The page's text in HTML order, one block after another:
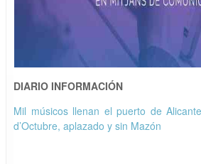
DIARIO INFORMACIÓN
Mil músicos llenan el puerto de
d’Octubre, aplazado y sin Mazón